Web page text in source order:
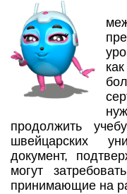
продолжить
швейцарских
документ,
могут
принимающие на